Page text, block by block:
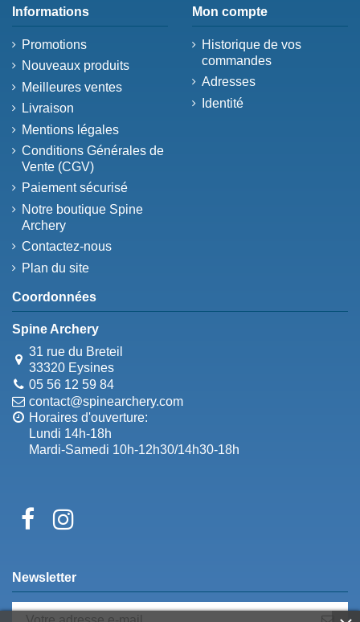
Informations
Promotions
Nouveaux produits
Meilleures ventes
Livraison
Mentions légales
Conditions Générales de
Vente (CGV)
Paiement sécurisé
Notre boutique Spine
Archery
Contactez-nous
Plan du site
Mon compte
Historique de vos
commandes
Adresses
Identité
Coordonnées
Spine Archery
31 rue du Breteil
33320 Eysines
05 56 12 59 84
contact@spinearchery.com
Horaires d'ouverture:
Lundi 14h-18h
Mardi-Samedi 10h-12h30/14h30-18h
Newsletter